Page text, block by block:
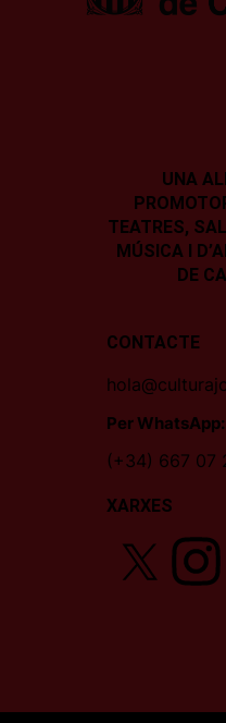
UNA
TEATRES,
MÚSICA I
DE
CONTACTE
Per WhatsApp:
(+34) 667 07
XARXES